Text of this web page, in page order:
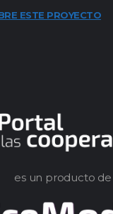
ESTE PROYECTO
es un producto de